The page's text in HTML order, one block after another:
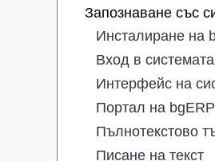
Запознаване със
Инсталиране на
Вход в системата
Интерфейс на
Портал на bgERP
Пълнотекстово
Писане на текст